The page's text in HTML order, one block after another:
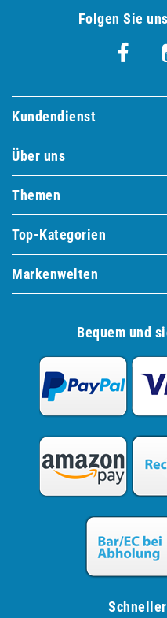
Folgen Sie
Kundendienst
Über uns
Themen
Top-Kategorien
Markenwelten
Bequem und